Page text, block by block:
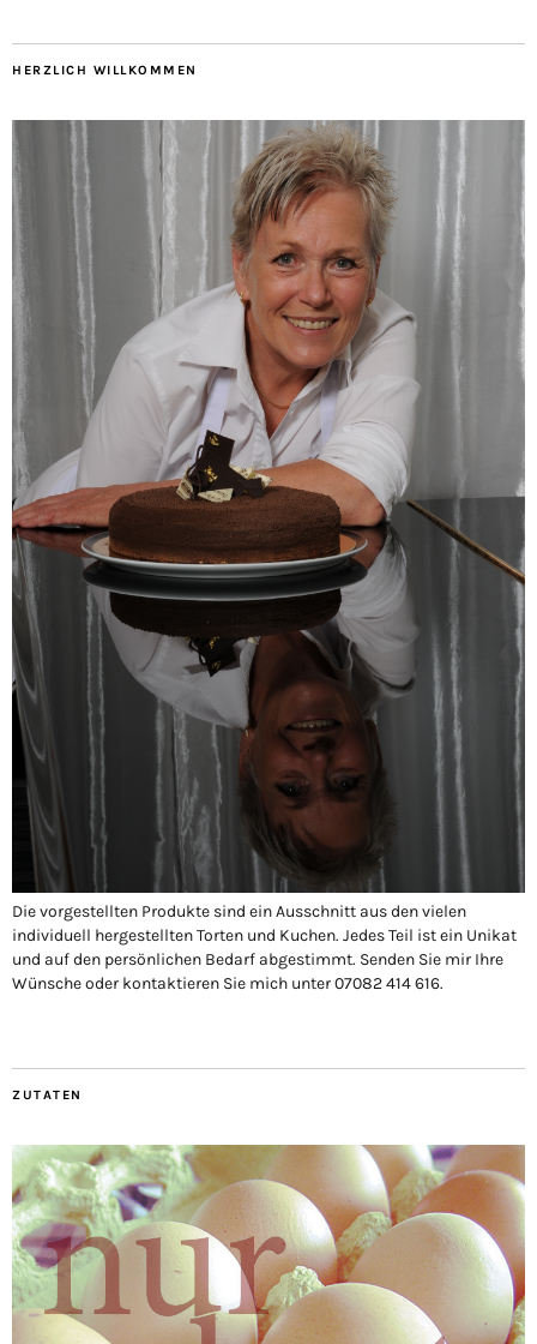
HERZLICH WILLKOMMEN
Die vorgestellten Produkte sind ein Ausschnitt aus den vielen
individuell hergestellten Torten und Kuchen. Jedes Teil ist ein Unikat
und auf den persönlichen Bedarf abgestimmt. Senden Sie mir Ihre
Wünsche oder kontaktieren Sie mich unter 07082 414 616.
ZUTATEN